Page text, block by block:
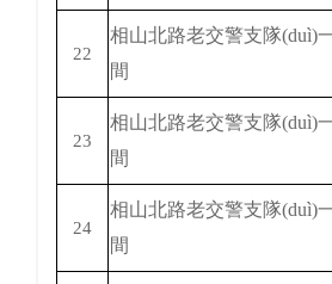
22
相山北路老交警支隊(duì)
間
23
相山北路老交警支隊(duì)
間
24
相山北路老交警支隊(duì)
間